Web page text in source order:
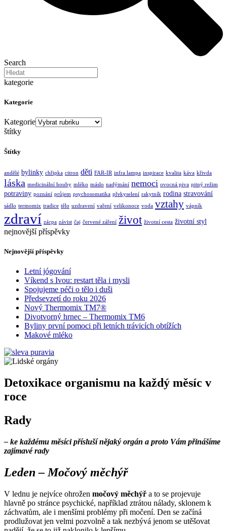
Search
kategorie
Kategorie
Kategorie
štítky
Štítky
andělé bylinky chřipka citron děti FAR-IR infra lampa inspirace kvalita káva křivda
láska medicinální houby mléko máslo nadýmání nemoci ovocná piva pitný režim
potraviny poznání průjem psychosomatika překyselení rakytník rodina stravování
sádlo termomix tradice tělo uzdravení vaření velikonoce voda vztahy vápník
zdraví zácpa závist čaj červené záření život životní cesta životní styl
nejnovější příspěvky
Nejnovější příspěvky
Letní jógování
Víkend s Ivou: restart těla i mysli
Spojujeme péči o tělo i duši
Předsevzetí do roku 2026
Nový Thermomix TM7®
Divotvorný hrnec – Thermomix TM6
Byliny první pomoci při letních trávicích obtížích
Makové mléko
Detoxikace organismu na každý měsíc v
roce
Rady
– ke každému měsíci přísluší nějaký orgán a proto Vám přinášíme
zajímavé rady
Leden – Močový měchýř
V lednu je nejvíce ohrožen močový měchýř a to se projevuje
hlavně po stránce psychické, například ztrátou nálady, sklonem k
záchvatům, ale i menšími problémy při močení. Den se začíná
prodlužovat jen velmi pozvolně a tak nezbývá jenom se utěšovat